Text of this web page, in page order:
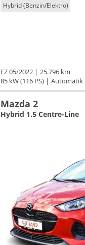
Hybrid (Benzin/Elektro)
EZ 05/2022
25.796 km
85 kW (116 PS)
Automatik
Mazda 2
Hybrid 1.5 Centre-Line